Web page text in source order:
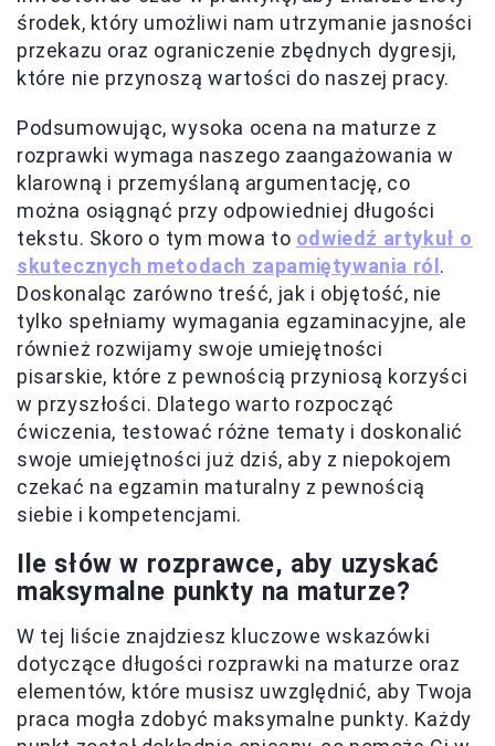
środek, który umożliwi nam utrzymanie jasności
przekazu oraz ograniczenie zbędnych dygresji,
które nie przynoszą wartości do naszej pracy.
Podsumowując, wysoka ocena na maturze z
rozprawki wymaga naszego zaangażowania w
klarowną i przemyślaną argumentację, co
można osiągnąć przy odpowiedniej długości
tekstu. Skoro o tym mowa to odwiedź artykuł o
skutecznych metodach zapamiętywania ról.
Doskonaląc zarówno treść, jak i objętość, nie
tylko spełniamy wymagania egzaminacyjne, ale
również rozwijamy swoje umiejętności
pisarskie, które z pewnością przyniosą korzyści
w przyszłości. Dlatego warto rozpocząć
ćwiczenia, testować różne tematy i doskonalić
swoje umiejętności już dziś, aby z niepokojem
czekać na egzamin maturalny z pewnością
siebie i kompetencjami.
Ile słów w rozprawce, aby uzyskać
maksymalne punkty na maturze?
W tej liście znajdziesz kluczowe wskazówki
dotyczące długości rozprawki na maturze oraz
elementów, które musisz uwzględnić, aby Twoja
praca mogła zdobyć maksymalne punkty. Każdy